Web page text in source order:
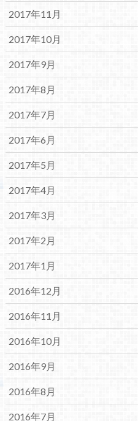
2017年11月
2017年10月
2017年9月
2017年8月
2017年7月
2017年6月
2017年5月
2017年4月
2017年3月
2017年2月
2017年1月
2016年12月
2016年11月
2016年10月
2016年9月
2016年8月
2016年7月